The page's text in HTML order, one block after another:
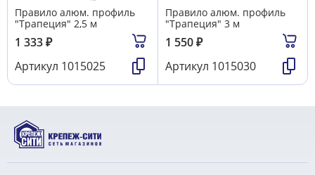
Правило алюм. профиль
"Трапеция" 2,5 м
1 333₽
Артикул 1015025
Правило алюм. профиль
"Трапеция" 3 м
1 550₽
Артикул 1015030